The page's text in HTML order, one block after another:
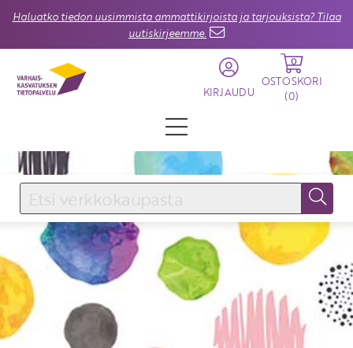
Haluatko tiedon uusimmista ammattikirjoista ja tarjouksista? Tilaa
uutiskirjeemme.
KIRJAUDU
0
OSTOSKORI
(0)
KIRJAUDU SISÄÄN
Käyttäjätunnus
Salasana
Unohtuiko salasana?